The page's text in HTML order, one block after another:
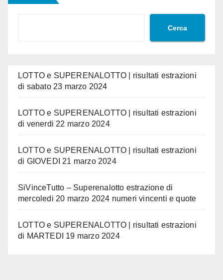
Cerca
LOTTO e SUPERENALOTTO | risultati estrazioni
di sabato 23 marzo 2024
LOTTO e SUPERENALOTTO | risultati estrazioni
di venerdi 22 marzo 2024
LOTTO e SUPERENALOTTO | risultati estrazioni
di GIOVEDI 21 marzo 2024
SiVinceTutto – Superenalotto estrazione di
mercoledi 20 marzo 2024 numeri vincenti e quote
LOTTO e SUPERENALOTTO | risultati estrazioni
di MARTEDI 19 marzo 2024